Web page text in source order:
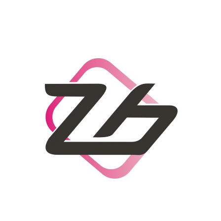
HLEDAT
DOPORUČUJEME